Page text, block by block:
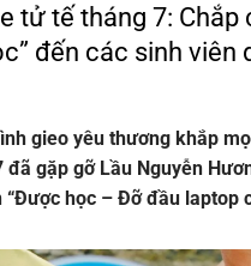
tử tế tháng 7:
đến các sinh viên
gieo yêu thương khắp
đã gặp gỡ Lầu Nguyễn
“Được học – Đỡ đầu laptop